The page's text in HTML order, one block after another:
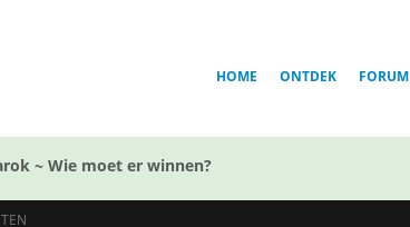
HOME ONTDEK FORUM
~ Wie moet er winnen?